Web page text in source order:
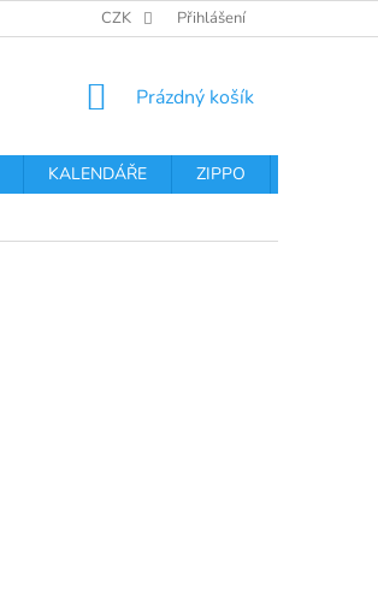
PODMÍNKY OCHRANY OSOBNÍCH
CZK Přihlášení
NÁKUPNÍ
Prázdný košík
KALENDÁŘE ZIPPO